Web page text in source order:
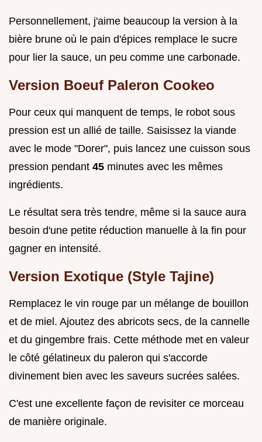
Personnellement, j'aime beaucoup la version à la
bière brune où le pain d'épices remplace le sucre
pour lier la sauce, un peu comme une carbonade.
Version Boeuf Paleron Cookeo
Pour ceux qui manquent de temps, le robot sous
pression est un allié de taille. Saisissez la viande
avec le mode "Dorer", puis lancez une cuisson sous
pression pendant 45 minutes avec les mêmes
ingrédients.
Le résultat sera très tendre, même si la sauce aura
besoin d'une petite réduction manuelle à la fin pour
gagner en intensité.
Version Exotique (Style Tajine)
Remplacez le vin rouge par un mélange de bouillon
et de miel. Ajoutez des abricots secs, de la cannelle
et du gingembre frais. Cette méthode met en valeur
le côté gélatineux du paleron qui s'accorde
divinement bien avec les saveurs sucrées salées.
C'est une excellente façon de revisiter ce morceau
de manière originale.